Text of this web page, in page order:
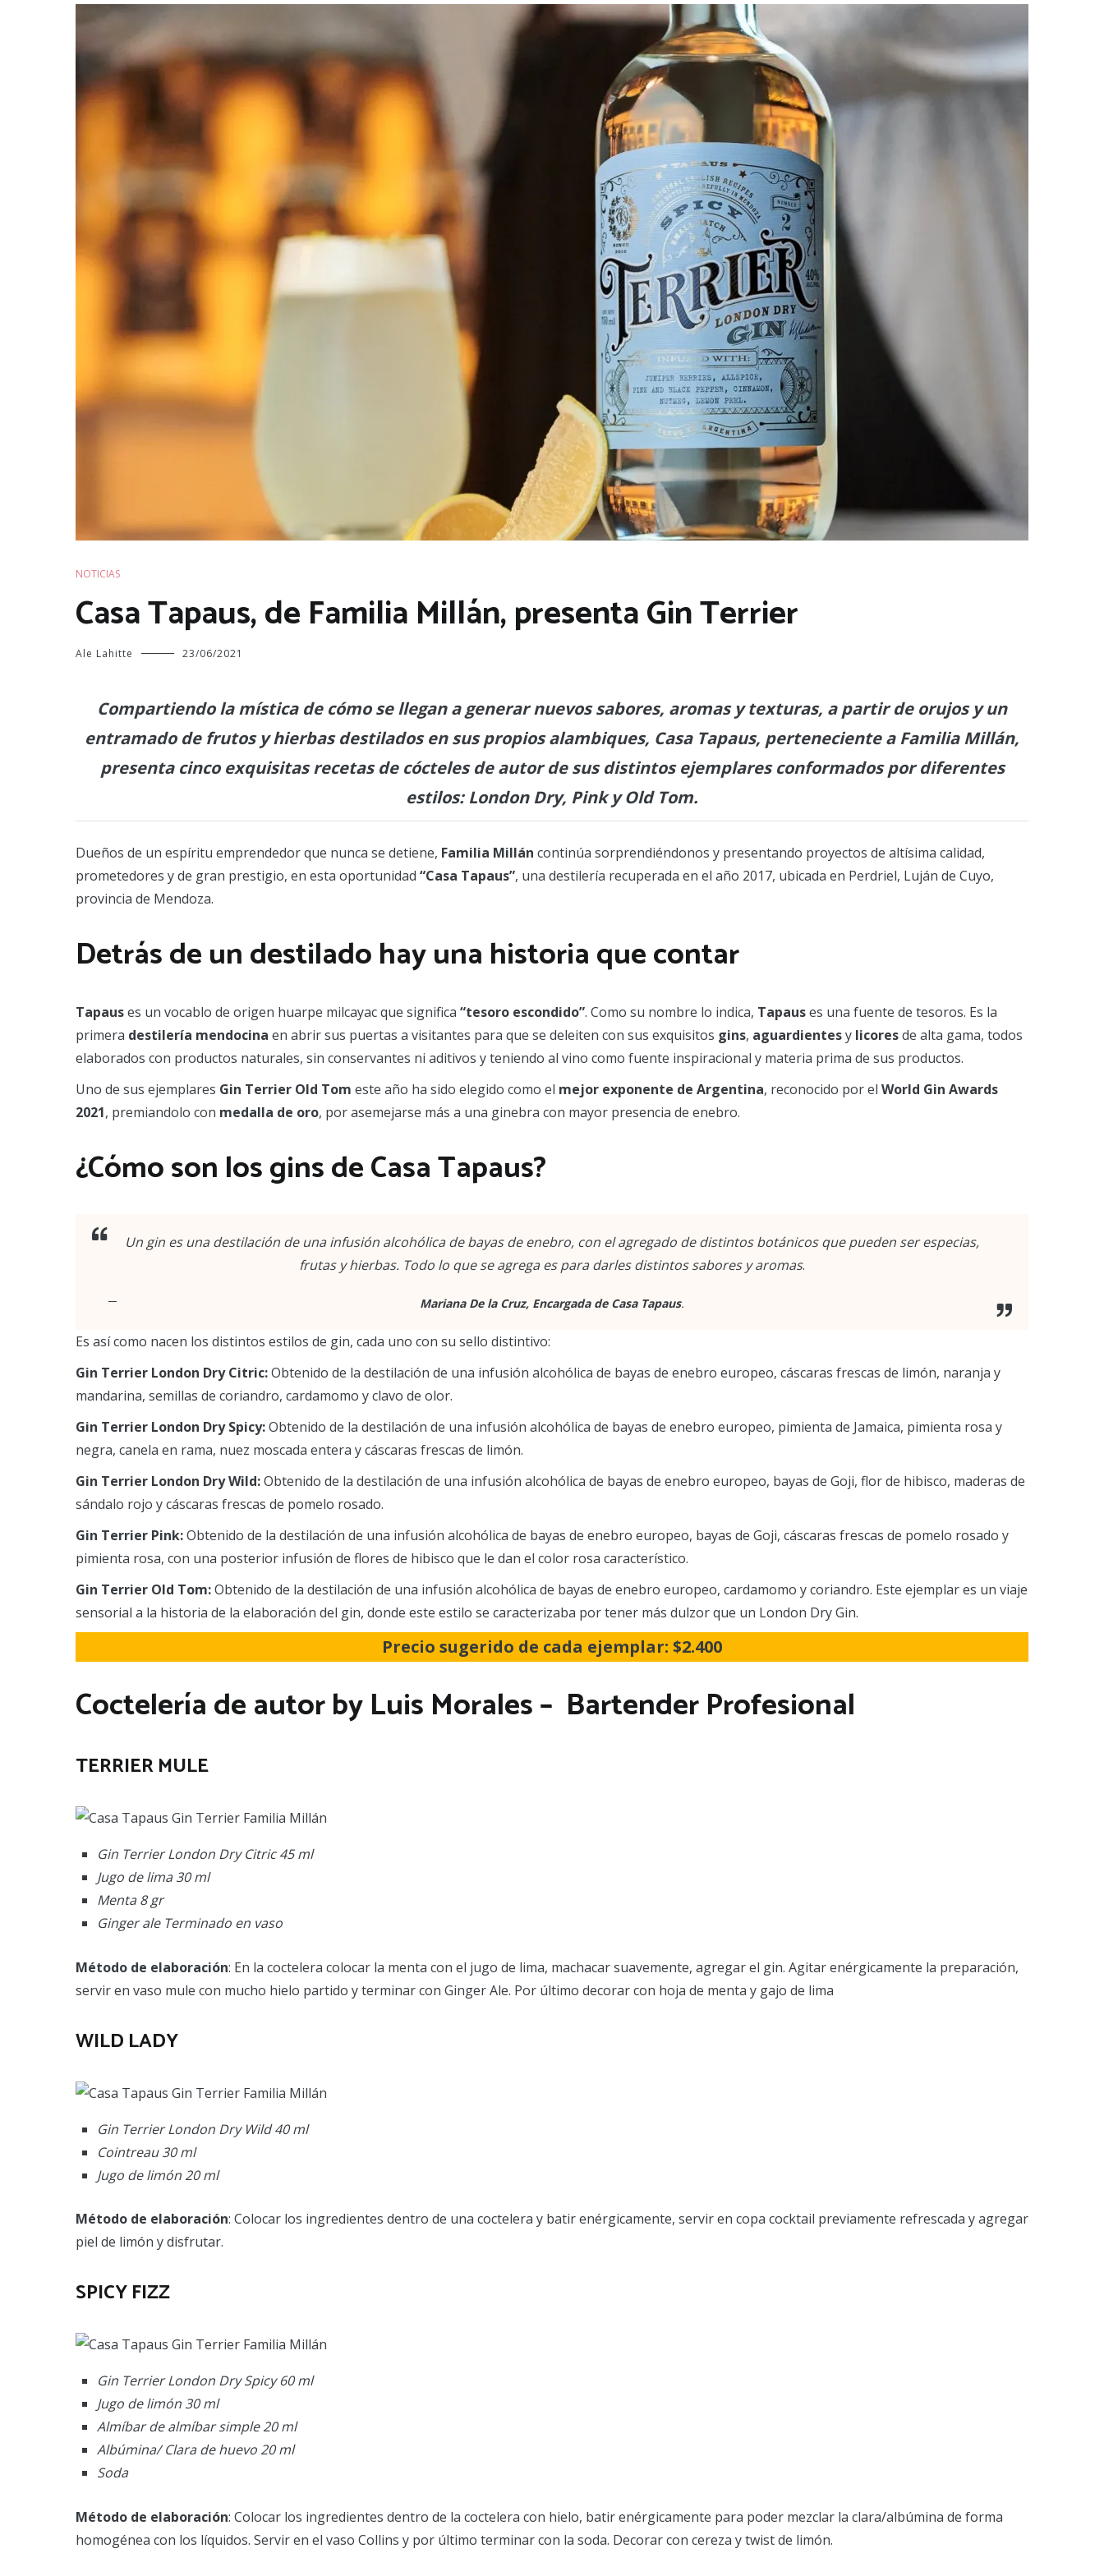
NOTICIAS
Casa Tapaus, de Familia Millán, presenta Gin Terrier
Ale Lahitte 23/06/2021
Compartiendo la mística de cómo se llegan a generar nuevos sabores, aromas y texturas, a partir de orujos y un
entramado de frutos y hierbas destilados en sus propios alambiques, Casa Tapaus, perteneciente a Familia Millán,
presenta cinco exquisitas recetas de cócteles de autor de sus distintos ejemplares conformados por diferentes
estilos: London Dry, Pink y Old Tom.
Dueños de un espíritu emprendedor que nunca se detiene, Familia Millán continúa sorprendiéndonos y presentando proyectos de altísima calidad,
prometedores y de gran prestigio, en esta oportunidad “Casa Tapaus”, una destilería recuperada en el año 2017, ubicada en Perdriel, Luján de Cuyo,
provincia de Mendoza.
Detrás de un destilado hay una historia que contar
Tapauses un vocablo de origen huarpe milcayac que significa “tesoro escondido”. Como su nombre lo indica, Tapauses una fuente de tesoros. Es la
primera destilería mendocina en abrir sus puertas a visitantes para que se deleiten con sus exquisitos gins, aguardientesy licoresde alta gama, todos
elaborados con productos naturales, sin conservantes ni aditivos y teniendo al vino como fuente inspiracional y materia prima de sus productos.
Uno de sus ejemplares Gin Terrier Old Tom este año ha sido elegido como el mejor exponente de Argentina, reconocido por el World Gin Awards
2021, premiandolo con medalla de oro, por asemejarse más a una ginebra con mayor presencia de enebro.
¿Cómo son los gins de Casa Tapaus?
Un gin es una destilación de una infusión alcohólica de bayas de enebro, con el agregado de distintos botánicos que pueden ser especias,
frutas y hierbas. Todo lo que se agrega es para darles distintos sabores y aromas.
Mariana De la Cruz, Encargada de Casa Tapaus.
Es así como nacen los distintos estilos de gin, cada uno con su sello distintivo:
Gin Terrier London Dry Citric:Obtenido de la destilación de una infusión alcohólica de bayas de enebro europeo, cáscaras frescas de limón, naranja y
mandarina, semillas de coriandro, cardamomo y clavo de olor.
Gin Terrier London Dry Spicy:Obtenido de la destilación de una infusión alcohólica de bayas de enebro europeo, pimienta de Jamaica, pimienta rosa y
negra, canela en rama, nuez moscada entera y cáscaras frescas de limón.
Gin Terrier London Dry Wild:Obtenido de la destilación de una infusión alcohólica de bayas de enebro europeo, bayas de Goji, flor de hibisco, maderas de
sándalo rojo y cáscaras frescas de pomelo rosado.
Gin Terrier Pink:Obtenido de la destilación de una infusión alcohólica de bayas de enebro europeo, bayas de Goji, cáscaras frescas de pomelo rosado y
pimienta rosa, con una posterior infusión de flores de hibisco que le dan el color rosa característico.
Gin Terrier Old Tom:Obtenido de la destilación de una infusión alcohólica de bayas de enebro europeo, cardamomo y coriandro. Este ejemplar es un viaje
sensorial a la historia de la elaboración del gin, donde este estilo se caracterizaba por tener más dulzor que un London Dry Gin.
Precio sugerido de cada ejemplar: $2.400
Coctelería de autor by Luis Morales – Bartender Profesional
TERRIER MULE
Gin Terrier London Dry Citric 45 ml
Jugo de lima 30 ml
Menta 8 gr
Ginger ale Terminado en vaso
Método de elaboración: En la coctelera colocar la menta con el jugo de lima, machacar suavemente, agregar el gin. Agitar enérgicamente la preparación,
servir en vaso mule con mucho hielo partido y terminar con Ginger Ale. Por último decorar con hoja de menta y gajo de lima
WILD LADY
Gin Terrier London Dry Wild 40 ml
Cointreau 30 ml
Jugo de limón 20 ml
Método de elaboración: Colocar los ingredientes dentro de una coctelera y batir enérgicamente, servir en copa cocktail previamente refrescada y agregar
piel de limón y disfrutar.
SPICY FIZZ
Gin Terrier London Dry Spicy 60 ml
Jugo de limón 30 ml
Almíbar de almíbar simple 20 ml
Albúmina/ Clara de huevo 20 ml
Soda
Método de elaboración: Colocar los ingredientes dentro de la coctelera con hielo, batir enérgicamente para poder mezclar la clara/albúmina de forma
homogénea con los líquidos. Servir en el vaso Collins y por último terminar con la soda. Decorar con cereza y twist de limón.